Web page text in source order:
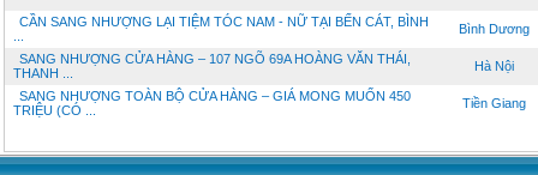
CẦN SANG NHƯỢNG LẠI TIỆM TÓC NAM - NỮ TẠI BẾN CÁT, BÌNH
Bình Dương
SANG NHƯỢNG CỬA HÀNG – 107 NGÕ 69A HOÀNG VĂN THÁI,
THANH ...
Hà Nội
SANG NHƯỢNG TOÀN BỘ CỬA HÀNG – GIÁ MONG MUỐN 450
TRIỆU (CÓ ...
Tiền Giang